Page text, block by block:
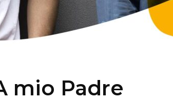
mio Padre